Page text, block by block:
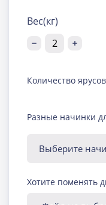
Вес(кг)
Количество ярусов
Разные
Хотите поменять